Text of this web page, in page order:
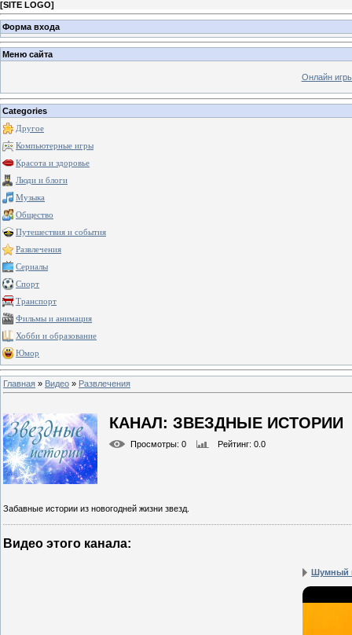
[SITE LOGO]
Форма входа
Меню сайта
Онлайн
Categories
Другое
Компьютерные игры
Красота и здоровье
Люди и блоги
Музыка
Общество
Путешествия и события
Развлечения
Сериалы
Спорт
Транспорт
Фильмы и анимация
Хобби и образование
Юмор
Главная » Видео » Развлечения
КАНАЛ: ЗВЕЗДНЫЕ ИСТОРИИ
Просмотры: 0 Рейтинг: 0.0
Забавные истории из новогодней жизни звезд.
Видео этого канала:
Шумный